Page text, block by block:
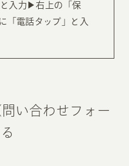
入力▶︎右上の「保
「電話タップ」と入
い合わせフォー